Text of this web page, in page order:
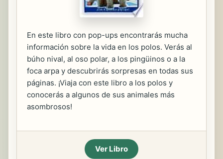
En este libro con pop-ups encontrarás mucha
información sobre la vida en los polos. Verás al
búho nival, al oso polar, a los pingüinos o a la
foca arpa y descubrirás sorpresas en todas sus
páginas. ¡Viaja con este libro a los polos y
conocerás a algunos de sus animales más
asombrosos!
Ver Libro